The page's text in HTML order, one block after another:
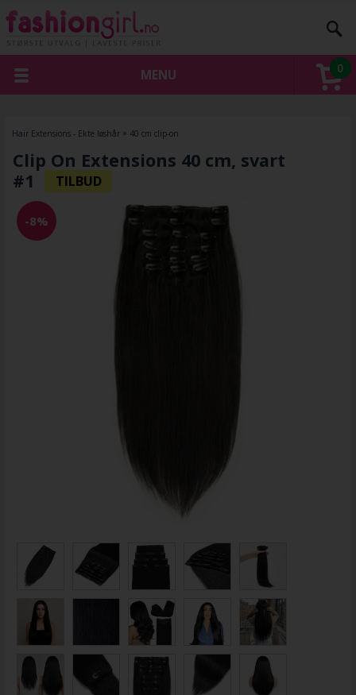
0
MENU
Hair Extensions - Ekte løshår» 40 cm clip-on
Clip On Extensions 40 cm, svart
#1
-8%